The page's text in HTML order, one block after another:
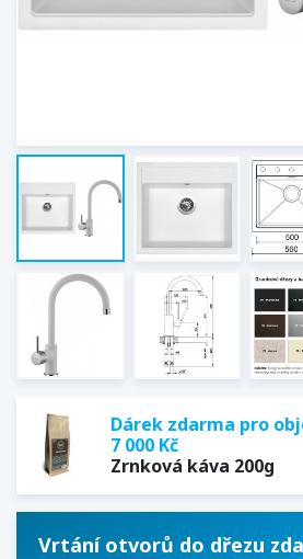
Dárek zdarma pro
7 000 Kč
Zrnková káva 200g
Vrtání otvorů do dřezu